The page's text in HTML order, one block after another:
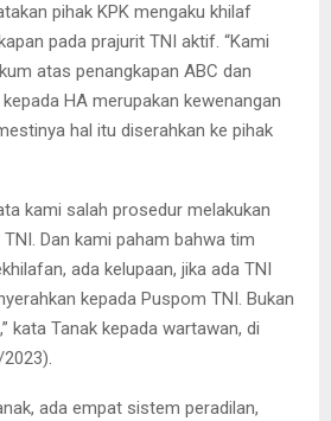
pihak KPK mengaku khilaf
pada prajurit TNI aktif. “Kami
atas penangkapan ABC dan
HA merupakan kewenangan
hal itu diserahkan ke pihak
kami salah prosedur melakukan
Dan kami paham bahwa tim
ada kelupaan, jika ada TNI
kepada Puspom TNI. Bukan
kata Tanak kepada wartawan, di
ada empat sistem peradilan,